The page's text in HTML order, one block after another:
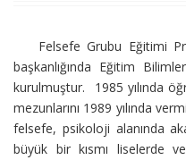
Felsefe Grubu Eğitimi
başkanlığında Eğitim
kurulmuştur. 1985 yılında
mezunlarını 1989 yılında
felsefe, psikoloji alanında
büyük bir kısmı liselerde